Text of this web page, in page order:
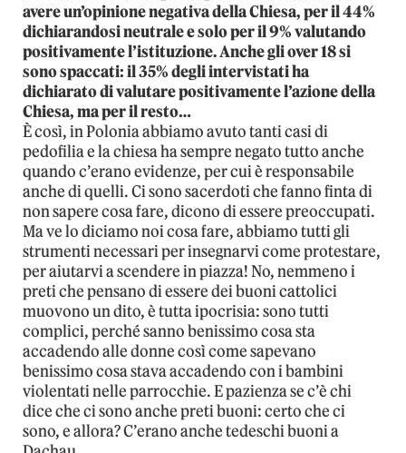
avere un’opinione negativa della Chiesa, per il 44%
dichiarandosi neutrale e solo per il 9% valutando
positivamente l’istituzione. Anche gli over 18 si
sono spaccati: il 35% degli intervistati ha
dichiarato di valutare positivamente l’azione della
Chiesa, ma per il resto…
È così, in Polonia abbiamo avuto tanti casi di
pedofilia e la chiesa ha sempre negato tutto anche
quando c’erano evidenze, per cui è responsabile
anche di quelli. Ci sono sacerdoti che fanno finta di
non sapere cosa fare, dicono di essere preoccupati.
Ma ve lo diciamo noi cosa fare, abbiamo tutti gli
strumenti necessari per insegnarvi come protestare,
per aiutarvi a scendere in piazza! No, nemmeno i
preti che pensano di essere dei buoni cattolici
muovono un dito, è tutta ipocrisia: sono tutti
complici, perché sanno benissimo cosa sta
accadendo alle donne così come sapevano
benissimo cosa stava accadendo con i bambini
violentati nelle parrocchie. E pazienza se c’è chi
dice che ci sono anche preti buoni: certo che ci
sono, e allora? C’erano anche tedeschi buoni a